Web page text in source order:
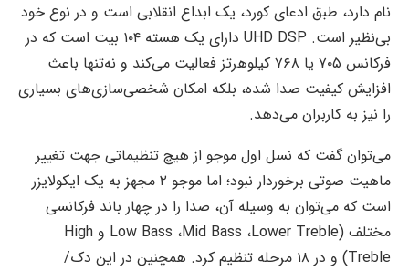
نام دارد، طبق ادعای کورد، یک ابداع انقلابی است و در نوع خود
بی‌نظیر است. UHD DSP دارای یک هسته ۱۰۴ بیت است که در
فرکانس ۷۰۵ یا ۷۶۸ کیلوهرتز فعالیت می‌کند و نه‌تنها باعث
افزایش کیفیت صدا شده، بلکه امکان شخصی‌سازی‌های بسیاری
را نیز به کاربران می‌دهد.
می‌توان گفت که نسل اول موجو از هیچ تنظیماتی جهت تغییر
ماهیت صوتی برخوردار نبود؛ اما موجو ۲ مجهز به یک ایکولایزر
است که می‌توان به وسیله آن، صدا را در چهار باند فرکانسی
مختلف (Low Bass ،Mid Bass ،Lower Treble و High
Treble) و در ۱۸ مرحله تنظیم کرد. همچنین در این دک/